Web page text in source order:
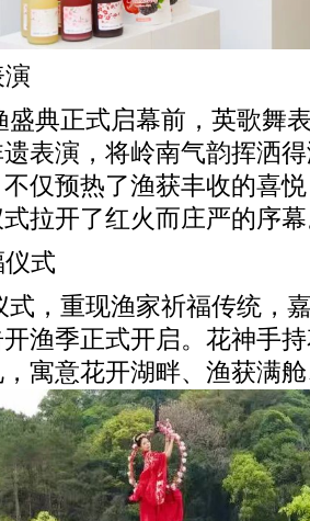
盛典正式启幕前，英歌舞
表演，将岭南气韵挥洒
仅预热了渔获丰收的喜
拉开了红火而庄严的序
式
式，重现渔家祈福传统，
渔季正式开启。花神手
寓意花开湖畔、渔获满